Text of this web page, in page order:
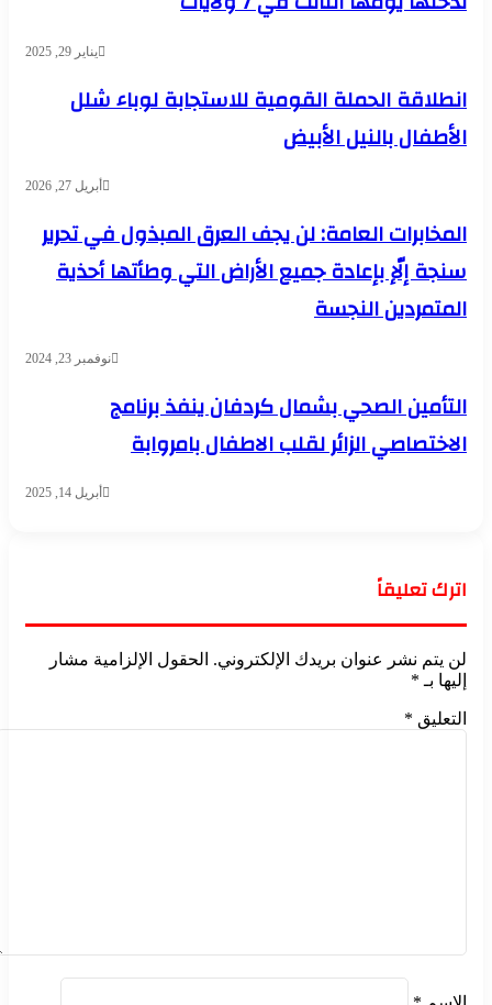
يناير 29, 2025
انطلاقة الحملة القومية للاستجابة لوباء شلل
الأطفال بالنيل الأبيض
أبريل 27, 2026
المخابرات العامة: لن يجف العرق المبذول في تحرير
سنجة إلّإ بإعادة جميع الأراض التي وطأتها أحذية
المتمردين النجسة
نوفمبر 23, 2024
التأمين الصحي بشمال كردفان ينفذ برنامج
الاختصاصي الزائر لقلب الاطفال بامروابة
أبريل 14, 2025
اترك تعليقاً
لن يتم نشر عنوان بريدك الإلكتروني.
الحقول الإلزامية مشار
إليها بـ *
التعليق *